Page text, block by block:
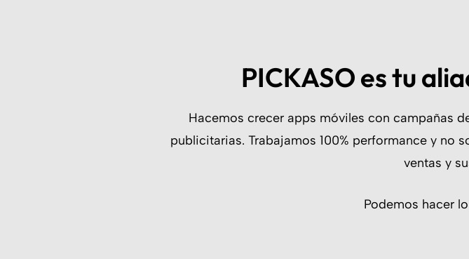
PICKASO es tu
Hacemos crecer apps móviles con campañas
publicitarias. Trabajamos 100% performance y no
ventas y
Podemos hacer